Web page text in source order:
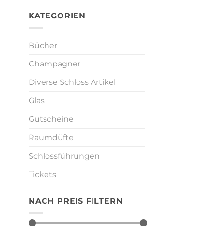
KATEGORIEN
Bücher
Champagner
Diverse Schloss Artikel
Glas
Gutscheine
Raumdüfte
Schlossführungen
Tickets
NACH PREIS FILTERN